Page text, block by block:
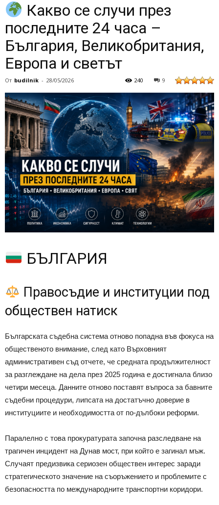
Какво се случи през
последните 24 часа –
България, Великобритания,
Европа и светът
От budilnik - 28/05/2026 9
240
БЪЛГАРИЯ
Правосъдие и институции под
обществен натиск
Българската съдебна система отново попадна във фокуса на
общественото внимание, след като Върховният
административен съд отчете, че средната продължителност
за разглеждане на дела през 2025 година е достигнала близо
четири месеца. Данните отново поставят въпроса за бавните
съдебни процедури, липсата на достатъчно доверие в
институциите и необходимостта от по-дълбоки реформи.
Паралелно с това прокуратурата започна разследване на
трагичен инцидент на Дунав мост, при който е загинал мъж.
Случаят предизвика сериозен обществен интерес заради
стратегическото значение на съоръжението и проблемите с
безопасността по международните транспортни коридори.